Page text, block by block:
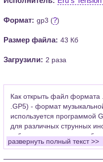
Формат: gp3 (?)
Размер файла: 43 Кб
Загрузили: 2 раза
Как открыть файл формата
.GP5) - формат
используется программой
для различных струнных
табулатуры для гитары,
применяется для создания
развернуть полный текст >>